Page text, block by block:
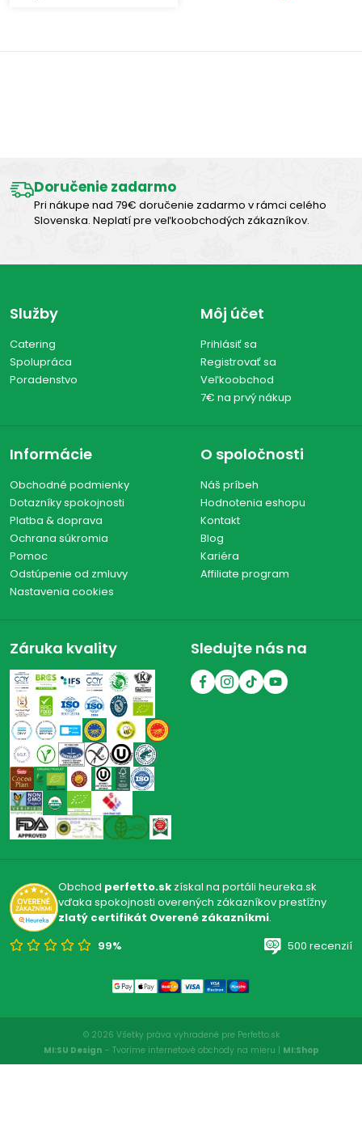
Doručenie zadarmo
Pri nákupe nad 79€ doručenie zadarmo v rámci celého
Slovenska. Neplatí pre veľkoobchodých zákazníkov.
Služby
Catering
Spolupráca
Poradenstvo
Môj účet
Prihlásiť sa
Registrovať sa
Veľkoobchod
7€ na prvý nákup
Informácie
Obchodné podmienky
Dotazníky spokojnosti
Platba & doprava
Ochrana súkromia
Pomoc
Odstúpenie od zmluvy
Nastavenia cookies
O spoločnosti
Náš príbeh
Hodnotenia eshopu
Kontakt
Blog
Kariéra
Affiliate program
Záruka kvality Sledujte nás na
Obchod perfetto.skzískal na portáli heureka.sk
vďaka spokojnosti overených zákazníkov prestížny
zlatý certifikát Overené zákazníkmi.
99%
500 recenzií
© 2026 Všetky práva vyhradené pre Perfetto.sk
MI:SU Design - Tvoríme internetové obchody na mieru | MI:Shop